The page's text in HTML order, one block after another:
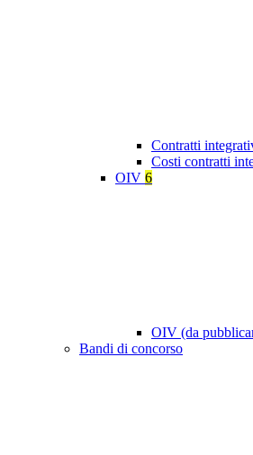
Contratti
Costi contratti
OIV 6
OIV (da
Bandi di concorso